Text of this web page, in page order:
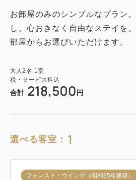
お部屋のみのシンプルなプラン
し、心おきなく自由なステイを
部屋からお選びいただけます。
大人2名 1室
税・サービス料込
合計 218,500 円
選べる客室： 1
フォレスト・ウイング（昭和35年建築）